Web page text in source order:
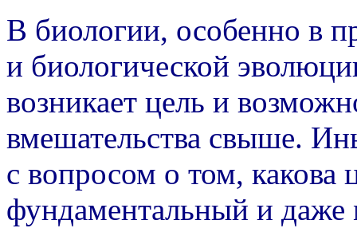
В биологии, особенно в
и биологической
возникает цель и
вмешательства свыше.
с вопросом о том,
фундаментальный и даже